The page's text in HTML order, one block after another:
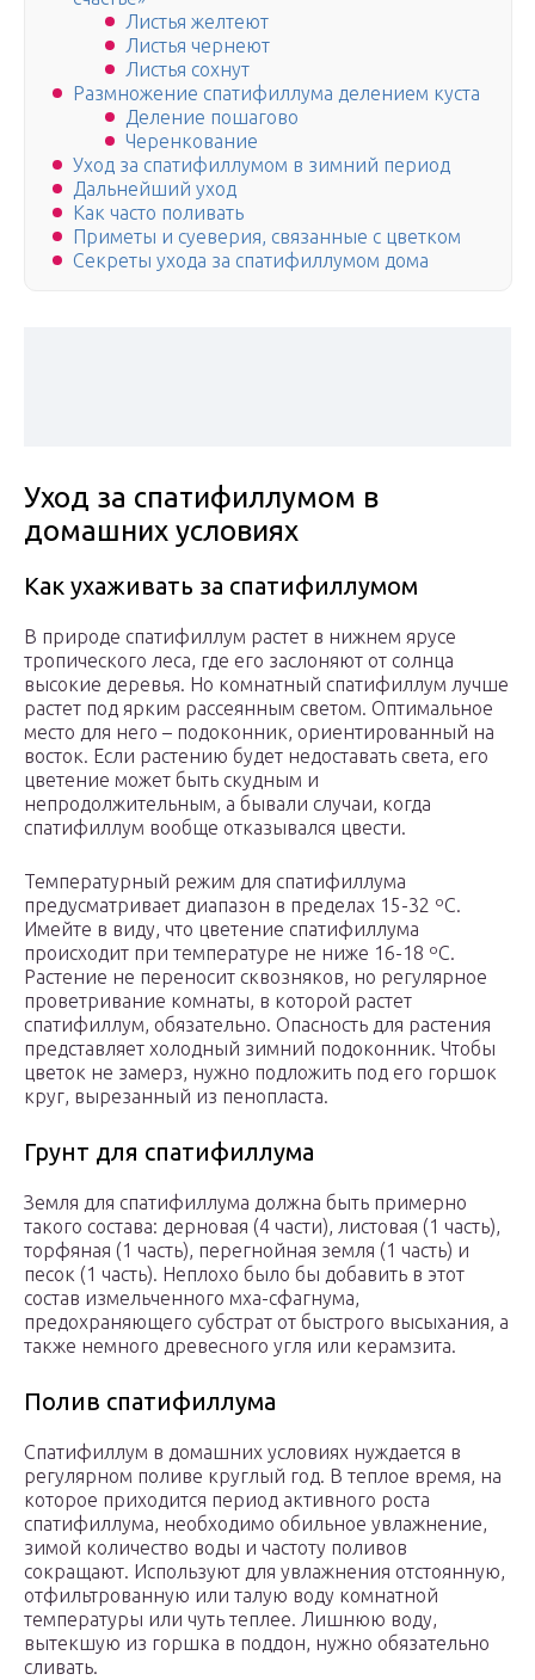
Листья желтеют
Листья чернеют
Листья сохнут
Размножение спатифиллума делением куста
Деление пошагово
Черенкование
Уход за спатифиллумом в зимний период
Дальнейший уход
Как часто поливать
Приметы и суеверия, связанные с цветком
Секреты ухода за спатифиллумом дома
Уход за спатифиллумом в
домашних условиях
Как ухаживать за спатифиллумом
В природе спатифиллум растет в нижнем ярусе
тропического леса, где его заслоняют от солнца
высокие деревья. Но комнатный спатифиллум лучше
растет под ярким рассеянным светом. Оптимальное
место для него – подоконник, ориентированный на
восток. Если растению будет недоставать света, его
цветение может быть скудным и
непродолжительным, а бывали случаи, когда
спатифиллум вообще отказывался цвести.
Температурный режим для спатифиллума
предусматривает диапазон в пределах 15-32 ºC.
Имейте в виду, что цветение спатифиллума
происходит при температуре не ниже 16-18 ºC.
Растение не переносит сквозняков, но регулярное
проветривание комнаты, в которой растет
спатифиллум, обязательно. Опасность для растения
представляет холодный зимний подоконник. Чтобы
цветок не замерз, нужно подложить под его горшок
круг, вырезанный из пенопласта.
Грунт для спатифиллума
Земля для спатифиллума должна быть примерно
такого состава: дерновая (4 части), листовая (1 часть),
торфяная (1 часть), перегнойная земля (1 часть) и
песок (1 часть). Неплохо было бы добавить в этот
состав измельченного мха-сфагнума,
предохраняющего субстрат от быстрого высыхания, а
также немного древесного угля или керамзита.
Полив спатифиллума
Спатифиллум в домашних условиях нуждается в
регулярном поливе круглый год. В теплое время, на
которое приходится период активного роста
спатифиллума, необходимо обильное увлажнение,
зимой количество воды и частоту поливов
сокращают. Используют для увлажнения отстоянную,
отфильтрованную или талую воду комнатной
температуры или чуть теплее. Лишнюю воду,
вытекшую из горшка в поддон, нужно обязательно
сливать.